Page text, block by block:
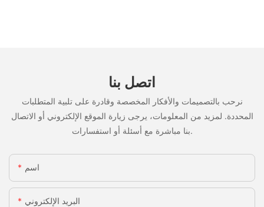
اتصل بنا
نرحب بالتصميمات والأفكار المخصصة وقادرة على تلبية المتطلبات
المحددة. لمزيد من المعلومات، يرجى زيارة الموقع الإلكتروني أو الاتصال
بنا مباشرة مع أسئلة أو استفسارات.
اسم
البريد الإلكتروني